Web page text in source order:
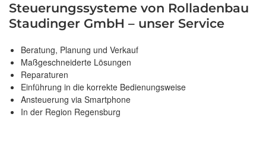
Steuerungssysteme von Rolladenbau
Staudinger GmbH – unser Service
Beratung, Planung und Verkauf
Maßgeschneiderte Lösungen
Reparaturen
Einführung in die korrekte Bedienungsweise
Ansteuerung via Smartphone
In der Region Regensburg